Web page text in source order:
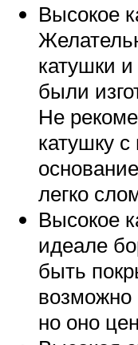
Высокое
катушки
были
Не
катушку
легко
Высокое
идеале
быть
возможно
но оно